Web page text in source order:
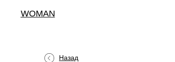
WOMAN
Назад